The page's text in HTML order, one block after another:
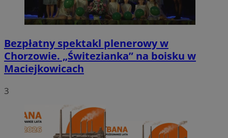
Bezpłatny spektakl plenerowy w
Chorzowie. „Świtezianka” na boisku w
Maciejkowicach
3